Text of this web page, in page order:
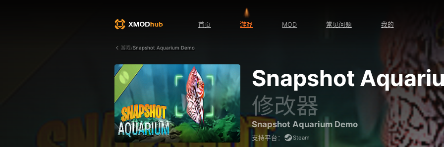
首页 游戏 MOD 常见问题 我的
游戏/Snapshot Aquarium Demo
Snapshot
修改器
Snapshot Aquarium Demo
支持平台： Steam